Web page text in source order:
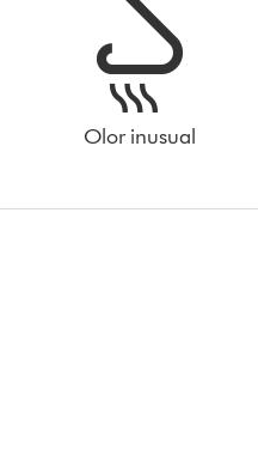
Olor inusual